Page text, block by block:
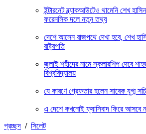
ইন্টারনেট ব্ল্যাকআউটেও থামেনি শেখ
ফরেনসিক দলে নতুন তথ্য
দেশে আসেন রাজপথে দেখা হবে, শেখ
রাষ্ট্রপতি
জুলাই শহীদের নামে স্কলারশিপ দেবে
বিশ্ববিদ্যালয়
যে কারণে গ্রেফতার হলেন সাবেক যুগ্ম
এ দেশে কখনোই ফ্যাসিবাদ ফিরে আসবে
প্রচ্ছদ / সিলেট